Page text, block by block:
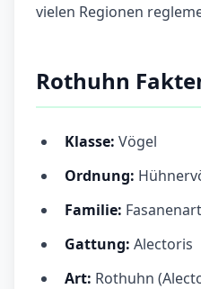
vielen Regionen
Rothuhn
Klasse: Vögel
Ordnung:
Familie:
Gattung: Alectoris
Art: Rothuhn